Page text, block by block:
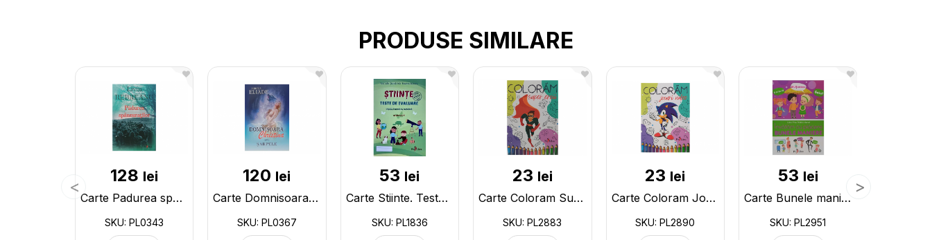
PRODUSE SIMILARE
128 lei
Carte Padurea spanzuratilor I.Rebreanu PL0343
SKU: PL0343
120 lei
Carte Domnisoara Cristina Sarpele M.Eliade PL0367
SKU: PL0367
53 lei
Carte Stiinte. Teste de evaluare initiala, formativa, sumativa. PL1836
SKU: PL1836
23 lei
Carte Coloram Super eroi PL2883
SKU: PL2883
23 lei
Carte Coloram Jocuri video PL2890
SKU: PL2890
53 lei
Carte Bunele maniere PL2951
SKU: PL2951